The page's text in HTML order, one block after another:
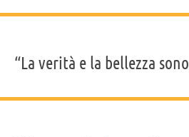
“La verità e la bellezza sono